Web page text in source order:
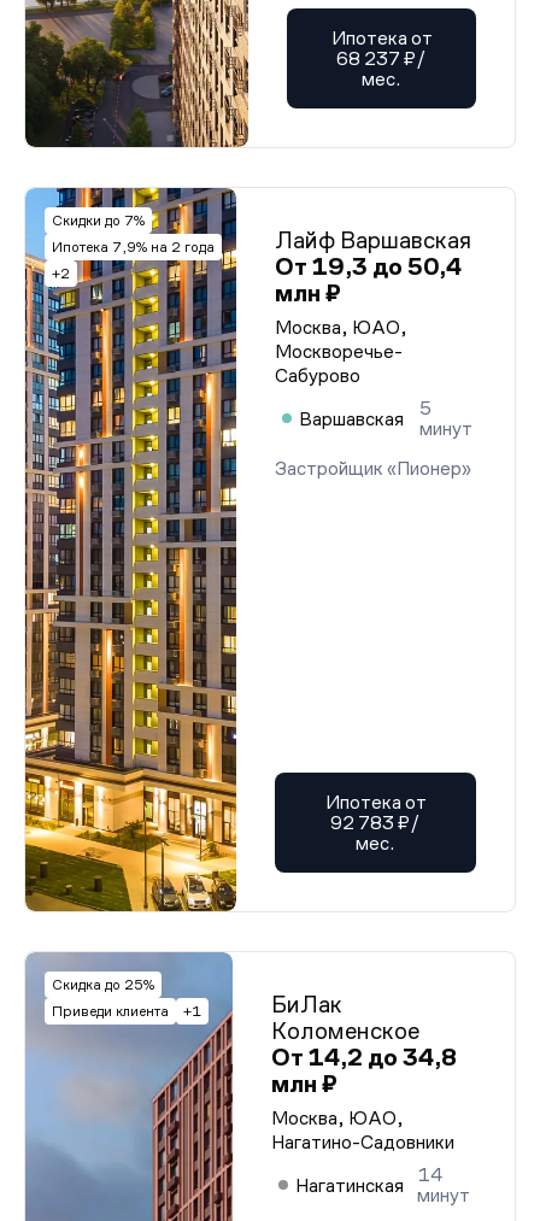
Ипотека от
68 237 ₽/
мес.
Скидки до 7%
Ипотека 7,9% на 2 года
+2
Лайф Варшавская
От 19,3 до 50,4
млн ₽
Москва, ЮАО,
Москворечье-
Сабурово
Варшавская
5
минут
Застройщик «Пионер»
Ипотека от
92 783 ₽/
мес.
Скидка до 25%
Приведи клиента
+1
БиЛак
Коломенское
От 14,2 до 34,8
млн ₽
Москва, ЮАО,
Нагатино-Садовники
Нагатинская
14
минут